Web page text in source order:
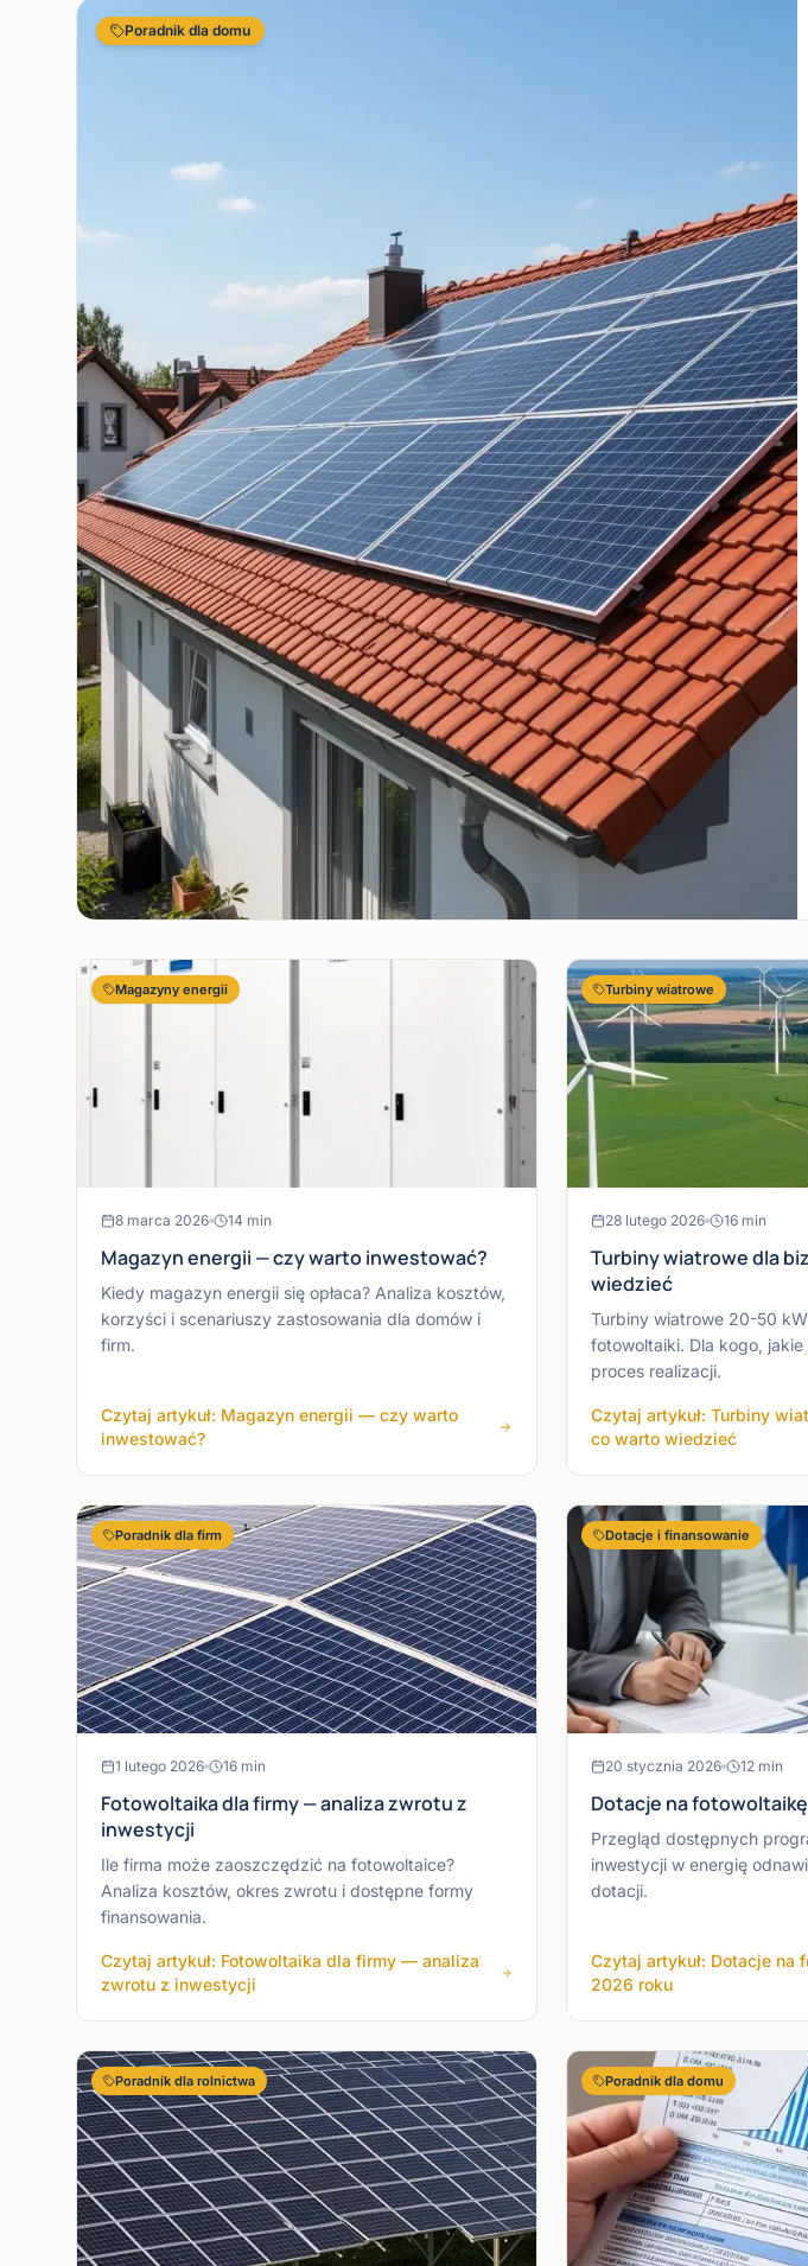
Poradnik dla domu
Magazyny energii
8 marca 2026 14 min
Magazyn energii — czy warto inwestować?
Kiedy magazyn energii się opłaca? Analiza kosztów,
korzyści i scenariuszy zastosowania dla domów i
firm.
Czytaj artykuł: Magazyn energii — czy warto
inwestować?
Turbiny wiatrowe
28 lutego 2026 16 min
Turbiny wiatrowe dla
wiedzieć
Turbiny wiatrowe 20-50
fotowoltaiki. Dla kogo,
proces realizacji.
Czytaj artykuł: Turbiny
co warto wiedzieć
Poradnik dla firm
1 lutego 2026 16 min
Fotowoltaika dla firmy — analiza zwrotu z
inwestycji
Ile firma może zaoszczędzić na fotowoltaice?
Analiza kosztów, okres zwrotu i dostępne formy
finansowania.
Czytaj artykuł: Fotowoltaika dla firmy — analiza
zwrotu z inwestycji
Dotacje i finansowanie
20 stycznia 2026 12 min
Dotacje na fotowoltaikę
Przegląd dostępnych
inwestycji w energię
dotacji.
Czytaj artykuł: Dotacje na
2026 roku
Poradnik dla rolnictwa Poradnik dla domu